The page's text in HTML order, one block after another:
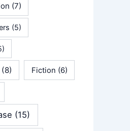
(7)
(5)
(8) Fiction (6)
(15)